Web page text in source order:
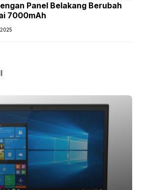
Panel Belakang Berubah
7000mAh